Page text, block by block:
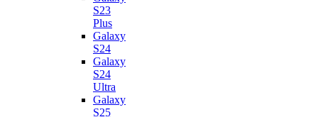
S23
Plus
Galaxy
S24
Galaxy
S24
Ultra
Galaxy
S25